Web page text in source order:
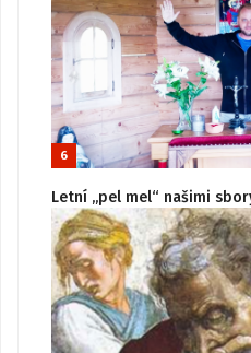
6
Letní „pel mel“ našimi